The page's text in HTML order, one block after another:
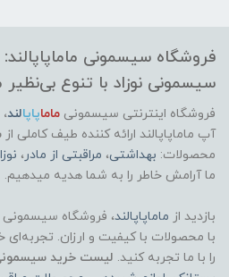
فروشگاه سیسمونی
سیسمونی نوزاد با تنوع
فروشگاه اینترنتی سیسمونی ماماپاپالند،
آپ ماماپاپالند ارائه کننده طیف کاملی از
محصولات: بهداشتی، مراقبتی از مادر،
ما آرامش خاطر را به شما هدیه میدهیم.
بازدید از ماماپاپالند، فروشگاه سیسمونی
با محصولات با کیفیت و ارزان.
را با ما تجربه کنید. لیست خرید